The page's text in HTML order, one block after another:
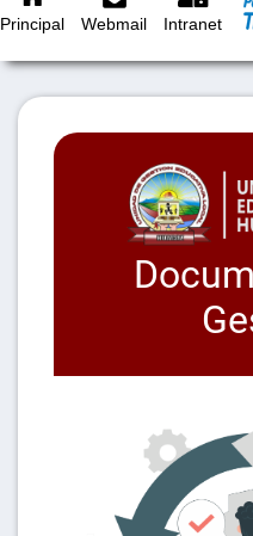
Principal Webmail Intranet